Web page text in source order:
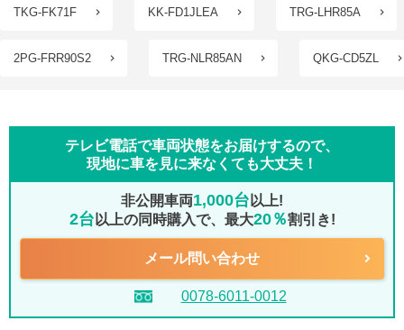
TKG-FK71F KK-FD1JLEA TRG-LHR85A
2PG-FRR90S2 TRG-NLR85AN QKG-CD5ZL
テレビ電話で車両状態をお届けするので、
現地に車を見に来なくても大丈夫！
非公開車両1,000台 以上!
2台 以上の同時購入で、最大20％割引き!
メール問い合わせ
0078-6011-0012